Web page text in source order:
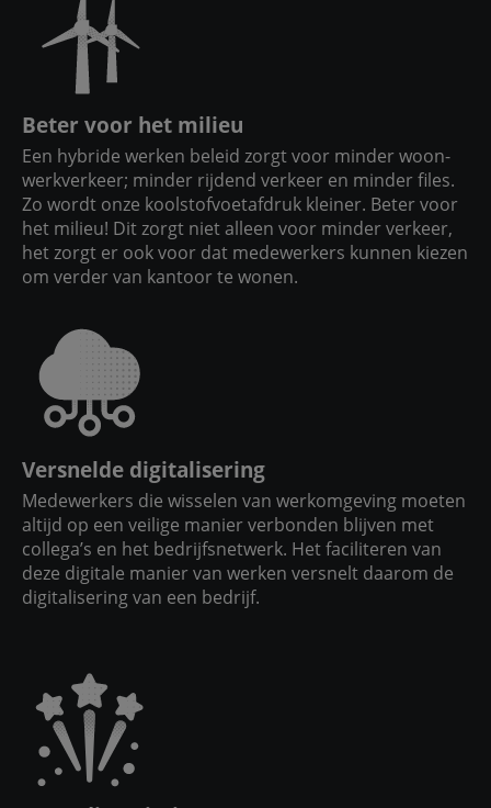
Beter voor het milieu
Een hybride werken beleid zorgt voor minder woon-
werkverkeer; minder rijdend verkeer en minder files.
Zo wordt onze koolstofvoetafdruk kleiner. Beter voor
het milieu! Dit zorgt niet alleen voor minder verkeer,
het zorgt er ook voor dat medewerkers kunnen kiezen
om verder van kantoor te wonen.
Versnelde digitalisering
Medewerkers die wisselen van werkomgeving moeten
altijd op een veilige manier verbonden blijven met
collega’s en het bedrijfsnetwerk. Het faciliteren van
deze digitale manier van werken versnelt daarom de
digitalisering van een bedrijf.